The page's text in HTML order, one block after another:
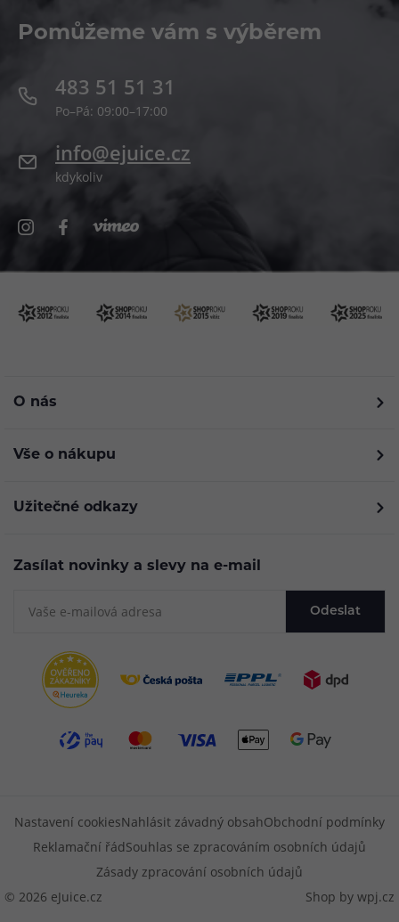
Pomůžeme vám s výběrem
483 51 51 31
Po–Pá: 09:00–17:00
info@ejuice.cz
kdykoliv
O nás
Vše o nákupu
Užitečné odkazy
Zasílat novinky a slevy na e-mail
Odeslat
© 2026 eJuice.cz
Nastavení cookiesNahlásit závadný obsahObchodní podmínky
Reklamační řádSouhlas se zpracováním osobních údajů
Zásady zpracování osobních údajů
Shop by wpj.cz